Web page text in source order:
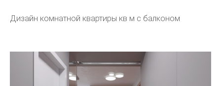
Дизайн комнатной квартиры кв м с балконом